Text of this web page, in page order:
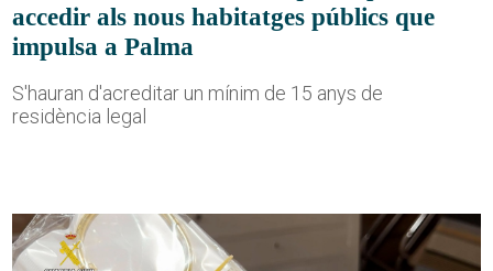
accedir als nous habitatges públics que
impulsa a Palma
S'hauran d'acreditar un mínim de 15 anys de
residència legal